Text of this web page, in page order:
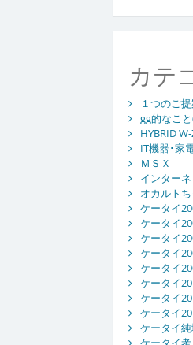
カテ
１つのご
gg的なこ
HYBRID
IT機器･家
ＭＳＸ
インター
オカルトち
ケータイ
ケータイ
ケータイ
ケータイ
ケータイ
ケータイ
ケータイ
ケータイ
ケータイ